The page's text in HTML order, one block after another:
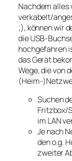
Nachdem alles
verkabelt/
;), können wir
die USB-
hochgefahren
das Gerät
Wege, die von
(Heim-
Suchen
Fritzbox/
im LAN
Je nach
den o.g.
zweiter